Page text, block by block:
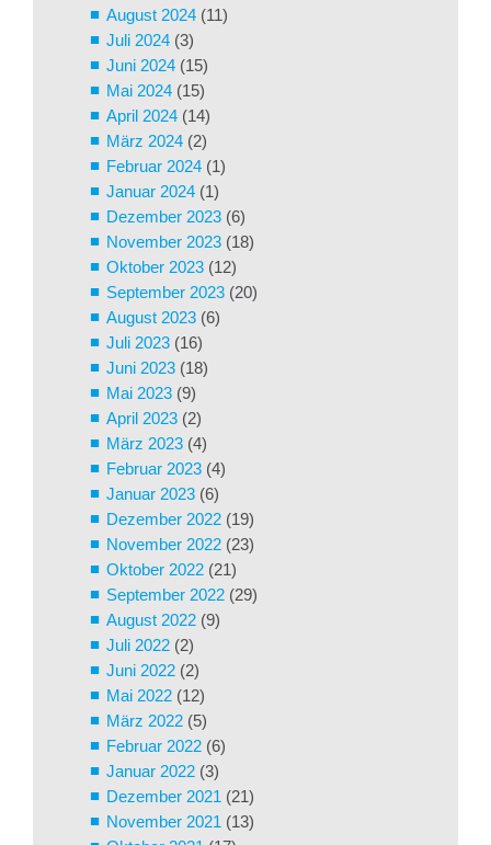
August 2024 (11)
Juli 2024 (3)
Juni 2024 (15)
Mai 2024 (15)
April 2024 (14)
März 2024 (2)
Februar 2024 (1)
Januar 2024 (1)
Dezember 2023 (6)
November 2023 (18)
Oktober 2023 (12)
September 2023 (20)
August 2023 (6)
Juli 2023 (16)
Juni 2023 (18)
Mai 2023 (9)
April 2023 (2)
März 2023 (4)
Februar 2023 (4)
Januar 2023 (6)
Dezember 2022 (19)
November 2022 (23)
Oktober 2022 (21)
September 2022 (29)
August 2022 (9)
Juli 2022 (2)
Juni 2022 (2)
Mai 2022 (12)
März 2022 (5)
Februar 2022 (6)
Januar 2022 (3)
Dezember 2021 (21)
November 2021 (13)